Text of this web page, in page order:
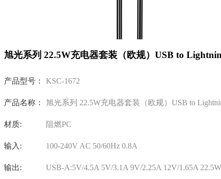
旭光系列 22.5W充电器套装（欧规）USB to
产品型号： KSC-1672
产品名称： 旭光系列 22.5W充电器套装（欧规）USB to
材质: 阻燃PC
输入: 100-240V AC 50/60Hz 0.8A
输出: USB-A:5V/4.5A 5V/3.1A 9V/2.25A 12V/1.65A 22.5W